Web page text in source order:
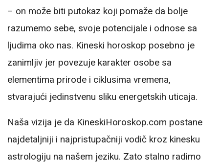
– on može biti putokaz koji pomaže da bolje
razumemo sebe, svoje potencijale i odnose sa
ljudima oko nas. Kineski horoskop posebno je
zanimljiv jer povezuje karakter osobe sa
elementima prirode i ciklusima vremena,
stvarajući jedinstvenu sliku energetskih uticaja.
Naša vizija je da KineskiHoroskop.com postane
najdetaljniji i najpristupačniji vodič kroz kinesku
astrologiju na našem jeziku. Zato stalno radimo